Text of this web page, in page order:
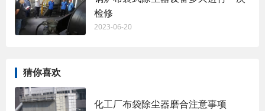
检修
2023-06-20
猜你喜欢
化工厂布袋除尘器磨合注意事项